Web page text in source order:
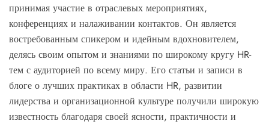
принимая участие в отраслевых мероприятиях,
конференциях и налаживании контактов. Он является
востребованным спикером и идейным вдохновителем,
делясь своим опытом и знаниями по широкому кругу HR-
тем с аудиторией по всему миру. Его статьи и записи в
блоге о лучших практиках в области HR, развитии
лидерства и организационной культуре получили широкую
известность благодаря своей ясности, практичности и